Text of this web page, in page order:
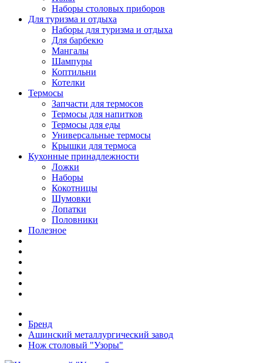
Наборы столовых приборов
Для туризма и отдыха
Наборы для туризма и отдыха
Для барбекю
Мангалы
Шампуры
Коптильни
Котелки
Термосы
Запчасти для термосов
Термосы для напитков
Термосы для еды
Универсальные термосы
Крышки для термоса
Кухонные принадлежности
Ложки
Наборы
Кокотницы
Шумовки
Лопатки
Половники
Полезное
Бренд
Ашинский металлургический завод
Нож столовый "Узоры"